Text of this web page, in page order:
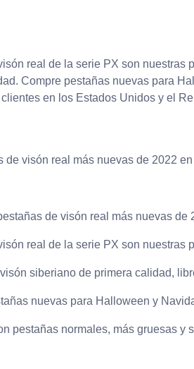
real de la serie PX son
Compre pestañas nuevas para
en los Estados Unidos y el
de visón real más nuevas de 2022
de visón real más nuevas
real de la serie PX son nuestras
siberiano de primera calidad,
nuevas para Halloween y
pestañas normales, más gruesas